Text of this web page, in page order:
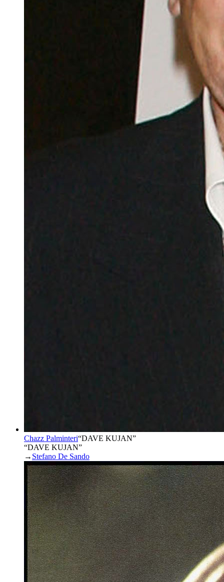
Chazz Palminteri“DAVE KUJAN”
“DAVE KUJAN”
→ Stefano De Sando